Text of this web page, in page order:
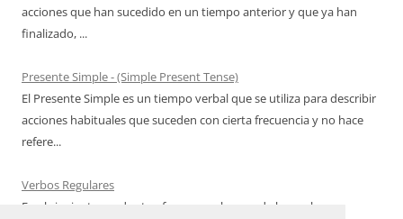
acciones que han sucedido en un tiempo anterior y que ya han
finalizado, ...
Presente Simple - (Simple Present Tense)
El Presente Simple es un tiempo verbal que se utiliza para describir
acciones habituales que suceden con cierta frecuencia y no hace
refere...
Verbos Regulares
En el siguiente cuadro te ofrecemos algunos de los verbos